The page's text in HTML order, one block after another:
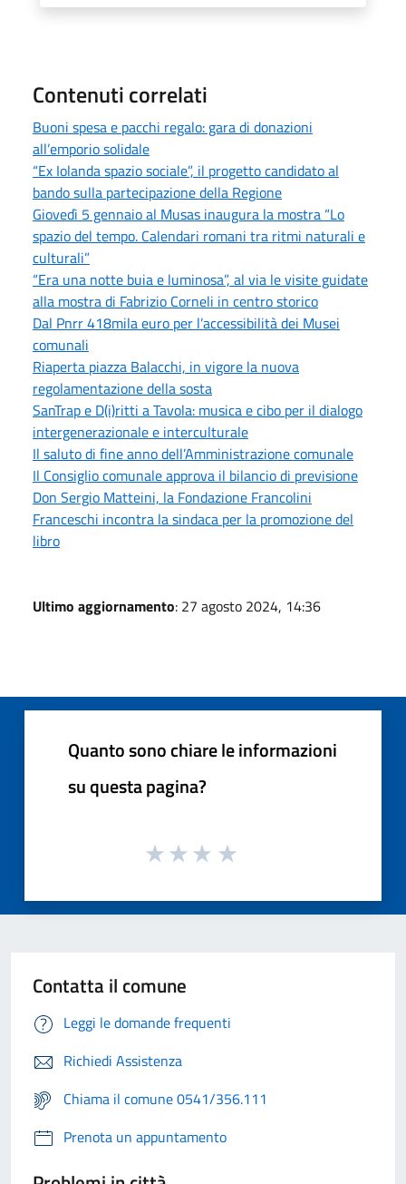
Contenuti correlati
Buoni spesa e pacchi regalo: gara di donazioni
all’emporio solidale
“Ex Iolanda spazio sociale”, il progetto candidato al
bando sulla partecipazione della Regione
Giovedì 5 gennaio al Musas inaugura la mostra “Lo
spazio del tempo. Calendari romani tra ritmi naturali e
culturali”
“Era una notte buia e luminosa”, al via le visite guidate
alla mostra di Fabrizio Corneli in centro storico
Dal Pnrr 418mila euro per l’accessibilità dei Musei
comunali
Riaperta piazza Balacchi, in vigore la nuova
regolamentazione della sosta
SanTrap e D(i)ritti a Tavola: musica e cibo per il dialogo
intergenerazionale e interculturale
Il saluto di fine anno dell’Amministrazione comunale
Il Consiglio comunale approva il bilancio di previsione
Don Sergio Matteini, la Fondazione Francolini
Franceschi incontra la sindaca per la promozione del
libro
Ultimo aggiornamento: 27 agosto 2024, 14:36
Quanto sono chiare le informazioni
su questa pagina?
Contatta il comune
Leggi le domande frequenti
Richiedi Assistenza
Chiama il comune 0541/356.111
Prenota un appuntamento